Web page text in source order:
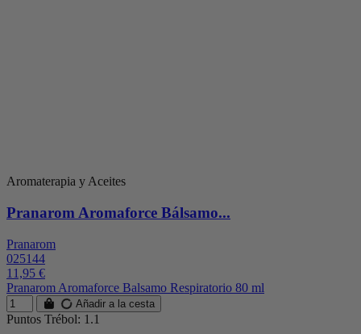
Aromaterapia y Aceites
Pranarom Aromaforce Bálsamo...
Pranarom
025144
11,95 €
Pranarom Aromaforce Balsamo Respiratorio 80 ml
Añadir a la cesta
Puntos Trébol: 1.1